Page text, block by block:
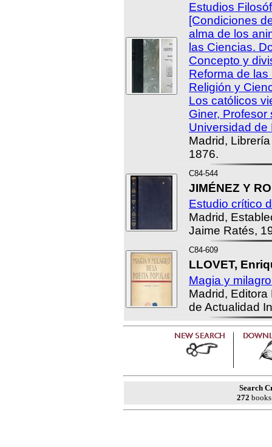
Estudios
[Condiciones
alma de los
las Ciencias.
Concepto y
Reforma de
Religión y
Los católicos
Giner,
Universidad de
Madrid,
1876.
C84-544
JIMÉNEZ Y
Estudio crítico
Madrid,
Jaime Ratés,
C84-609
LLOVET,
Magia y
Madrid,
de Actualidad
Search
272